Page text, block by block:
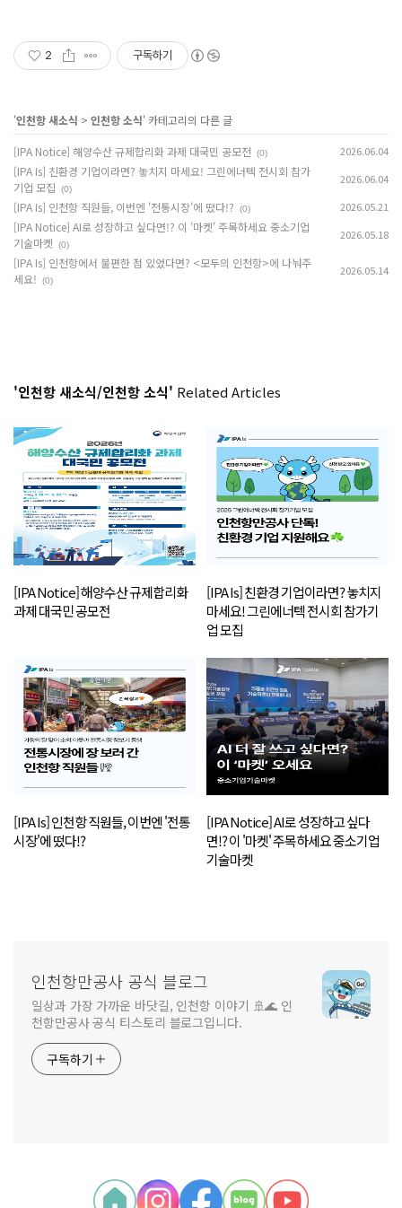
2 구독하기
'인천항 새소식 > 인천항 소식' 카테고리의 다른 글
[IPA Notice] 해양수산 규제합리화 과제 대국민 공모전 (0) 2026.06.04
[IPA Is] 친환경 기업이라면? 놓치지 마세요! 그린에너텍 전시회 참가
기업 모집
(0)
2026.06.04
[IPA Is] 인천항 직원들, 이번엔 '전통시장'에 떴다!? (0) 2026.05.21
[IPA Notice] AI로 성장하고 싶다면!? 이 '마켓' 주목하세요 중소기업
기술마켓
(0)
2026.05.18
[IPA Is] 인천항에서 불편한 점 있었다면? <모두의 인천항>에 나눠주
세요!
(0)
2026.05.14
'인천항 새소식/인천항 소식' Related Articles
[IPA Notice] 해양수산 규제합리화
과제 대국민 공모전
[IPA Is] 친환경 기업이라면? 놓치지
마세요! 그린에너텍 전시회 참가기
업 모집
[IPA Is] 인천항 직원들, 이번엔 '전통
시장'에 떴다!?
[IPA Notice] AI로 성장하고 싶다
면!? 이 '마켓' 주목하세요 중소기업
기술마켓
인천항만공사 공식 블로그
일상과 가장 가까운 바닷길, 인천항 이야기 🚢🌊 인
천항만공사 공식 티스토리 블로그입니다.
구독하기